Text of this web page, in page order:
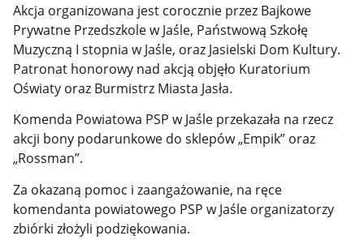
Akcja organizowana jest corocznie przez Bajkowe
Prywatne Przedszkole w Jaśle, Państwową Szkołę
Muzyczną I stopnia w Jaśle, oraz Jasielski Dom Kultury.
Patronat honorowy nad akcją objęło Kuratorium
Oświaty oraz Burmistrz Miasta Jasła.
Komenda Powiatowa PSP w Jaśle przekazała na rzecz
akcji bony podarunkowe do sklepów „Empik” oraz
„Rossman”.
Za okazaną pomoc i zaangażowanie, na ręce
komendanta powiatowego PSP w Jaśle organizatorzy
zbiórki złożyli podziękowania.